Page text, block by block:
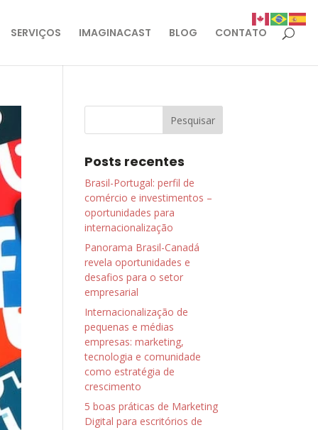
SERVIÇOS IMAGINACAST BLOG CONTATO
Posts recentes
Brasil-Portugal: perfil de
comércio e investimentos –
oportunidades para
internacionalização
Panorama Brasil-Canadá
revela oportunidades e
desafios para o setor
empresarial
Internacionalização de
pequenas e médias
empresas: marketing,
tecnologia e comunidade
como estratégia de
crescimento
5 boas práticas de Marketing
Digital para escritórios de